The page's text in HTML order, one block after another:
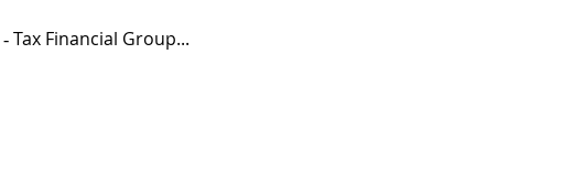
- Tax Financial Group...